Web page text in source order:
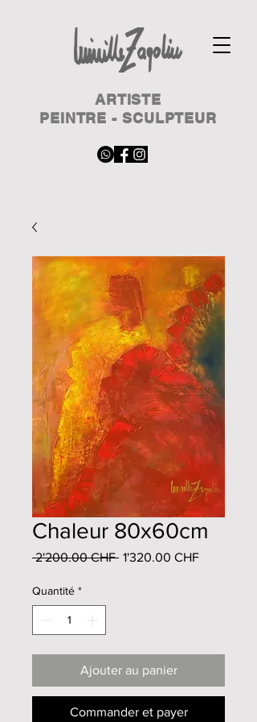
ARTISTE
PEINTRE - SCULPTEUR
Chaleur 80x60cm
2'200.00 CHF Prix
1'320.00 CHFPrix
Quantité *
Ajouter au panier
Commander et payer